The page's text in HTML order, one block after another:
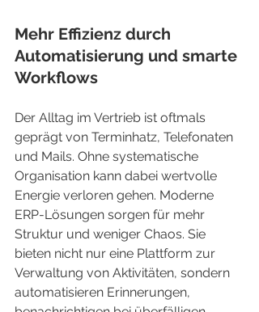
Mehr Effizienz durch
Automatisierung und smarte
Workflows
Der Alltag im Vertrieb ist oftmals
geprägt von Terminhatz, Telefonaten
und Mails. Ohne systematische
Organisation kann dabei wertvolle
Energie verloren gehen. Moderne
ERP-Lösungen sorgen für mehr
Struktur und weniger Chaos. Sie
bieten nicht nur eine Plattform zur
Verwaltung von Aktivitäten, sondern
automatisieren Erinnerungen,